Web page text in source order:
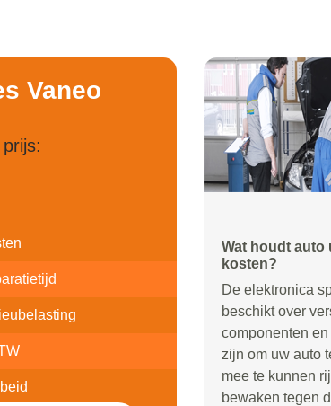
Vaneo
Wat houdt auto
kosten?
De elektronica
beschikt over
componenten
zijn om uw auto
mee te kunnen
bewaken tegen